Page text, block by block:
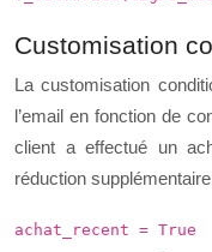
Customisation
La customisation
l’email en fonction de
client a effectué un
réduction
achat_recent = True